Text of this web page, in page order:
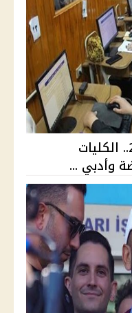
تنسيق المرحلة الثانية 2026.. الكليات
وأدبي ...